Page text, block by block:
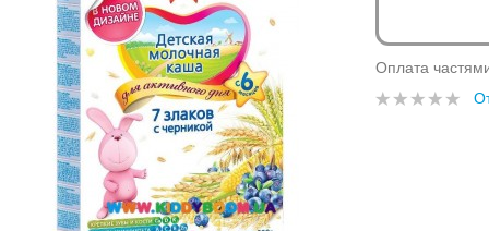
Оплата